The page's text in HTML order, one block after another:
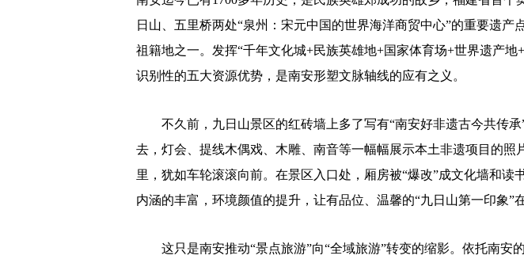
日山、五里桥两处“泉州：宋元中国的世界海洋商贸中心”的重要遗产
祖籍地之一。发挥“千年文化城+民族英雄地+国家体育场+世界遗产地
识别性的五大资源优势，是南安形塑文脉轴线的应有之义。
不久前，九日山景区的红砖墙上多了写有“南安好非遗古今共传承
去，灯会、提线木偶戏、木雕、南音等一幅幅展示本土非遗项目的照
里，犹如车轮滚滚向前。在景区入口处，厢房被“爆改”成文化墙和读
内涵的丰富，环境颜值的提升，让有品位、温馨的“九日山第一印象”
这只是南安推动“景点旅游”向“全域旅游”转变的缩影。依托南安